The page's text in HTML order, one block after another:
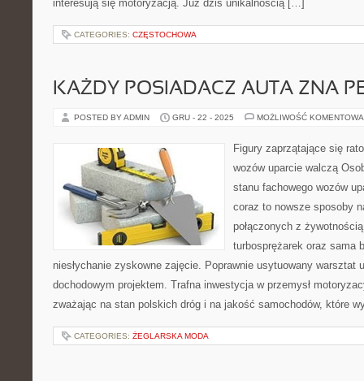
interesują się motoryzacją. Już dziś unikalnością […]
CATEGORIES: CZĘSTOCHOWA
KAŻDY POSIADACZ AUTA ZNA
POSTED BY ADMIN GRU - 22 - 2025 MOŻLIWOŚĆ
Figury zaprzątające się
wozów uparcie walczą
stanu fachowego wozów
coraz to nowsze sposoby
połączonych z
turbosprężarek oraz sama
niesłychanie zyskowne zajęcie. Poprawnie usytuowany warsztat
dochodowym projektem. Trafna inwestycja w przemysł
zważając na stan polskich dróg i na jakość samochodów, które
CATEGORIES: ŻEGLARSKA MODA